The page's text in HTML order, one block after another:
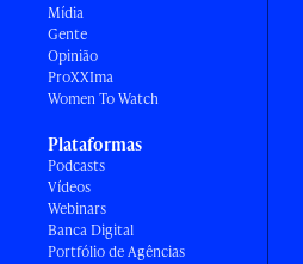
Mídia
Gente
Opinião
ProXXIma
Women To Watch
Plataformas
Podcasts
Vídeos
Webinars
Banca Digital
Portfólio de Agências